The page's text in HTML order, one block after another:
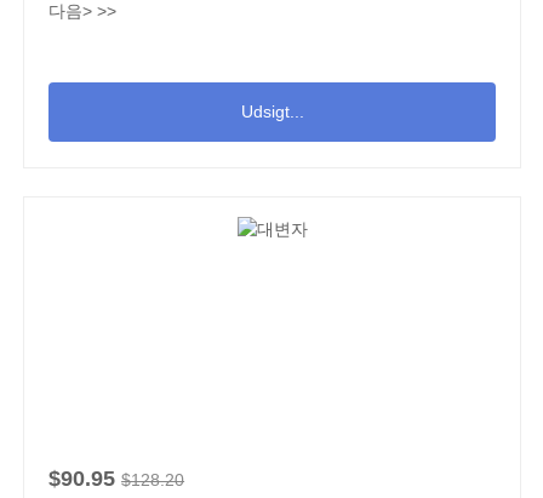
다음> >>
Udsigt...
$90.95 $128.20